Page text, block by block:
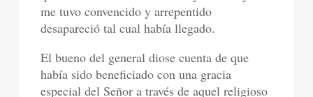
me tuvo convencido y arrepentido
desapareció tal cual había llegado.
El bueno del general diose cuenta de que
había sido beneficiado con una gracia
especial del Señor a través de aquel religioso